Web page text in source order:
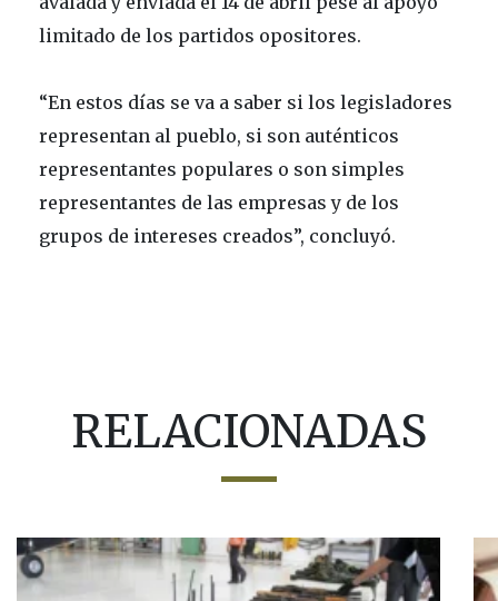
limitado de los partidos opositores.
“En estos días se va a saber si los legisladores
representan al pueblo, si son auténticos
representantes populares o son simples
representantes de las empresas y de los
grupos de intereses creados”, concluyó.
RELACIONADAS